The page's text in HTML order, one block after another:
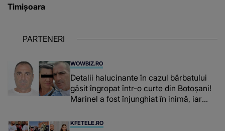
Timișoara
PARTENERI
WOWBIZ.RO
Detalii halucinante în cazul bărbatului
găsit îngropat într-o curte din Botoșani!
Marinel a fost înjunghiat în inimă, iar
suspecți
KFETELE.RO